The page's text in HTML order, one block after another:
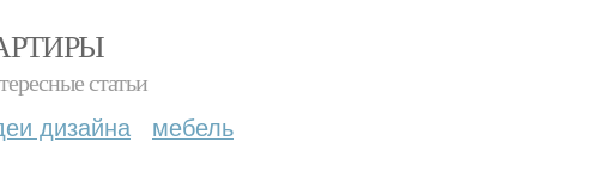
статьи
дизайна мебель